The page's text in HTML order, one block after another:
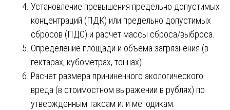
Установление превышения предельно допустимых
концентраций (ПДК) или предельно допустимых
сбросов (ПДС) и расчет массы сброса/выброса.
Определение площади и объема загрязнения (в
гектарах, кубометрах, тоннах).
Расчет размера причиненного экологического
вреда (в стоимостном выражении в рублях) по
утвержденным таксам или методикам.